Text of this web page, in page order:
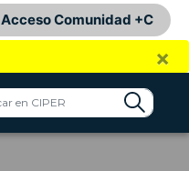
Acceso Comunidad +C
×